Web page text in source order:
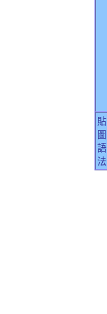
貼
圖
語
法